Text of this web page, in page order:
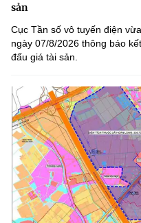
sản
Cục Tần số vô tuyến điện
ngày 07/8/2026 thông báo
đấu giá tài sản.